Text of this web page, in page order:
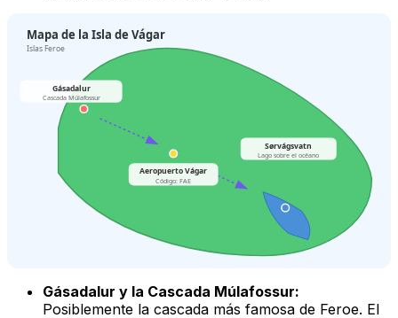
Gásadalur
Cascada Múlafossur
Aeropuerto Vágar
Código: FAE
Sørvágsvatn
Lago sobre el océano
Mapa de la Isla de Vágar
Islas Feroe
Gásadalur y la Cascada Múlafossur:
Posiblemente la cascada más famosa de Feroe. El